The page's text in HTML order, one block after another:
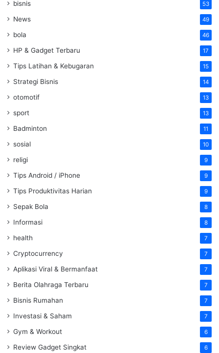
bisnis 53
News 49
bola 46
HP & Gadget Terbaru 17
Tips Latihan & Kebugaran 15
Strategi Bisnis 14
otomotif 13
sport 13
Badminton 11
sosial 10
religi 9
Tips Android / iPhone 9
Tips Produktivitas Harian 9
Sepak Bola 8
Informasi 8
health 7
Cryptocurrency 7
Aplikasi Viral & Bermanfaat 7
Berita Olahraga Terbaru 7
Bisnis Rumahan 7
Investasi & Saham 7
Gym & Workout 6
Review Gadget Singkat 6